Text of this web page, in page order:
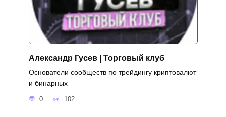
Александр Гусев | Торговый клуб
Основатели сообществ по трейдингу криптовалют
и бинарных
0 102